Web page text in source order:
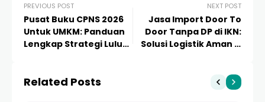
PREVIOUS POST
Pusat Buku CPNS 2026
Untuk UMKM: Panduan
Lengkap Strategi Lulus
NEXT POST
Jasa Import Door To
Door Tanpa DP di IKN:
Solusi Logistik Aman &
Related Posts